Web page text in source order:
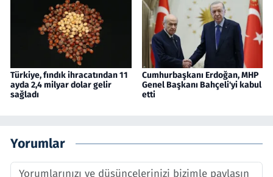
Türkiye, fındık ihracatından 11
ayda 2,4 milyar dolar gelir
sağladı
Cumhurbaşkanı Erdoğan, MHP
Genel Başkanı Bahçeli'yi kabul
etti
Yorumlar